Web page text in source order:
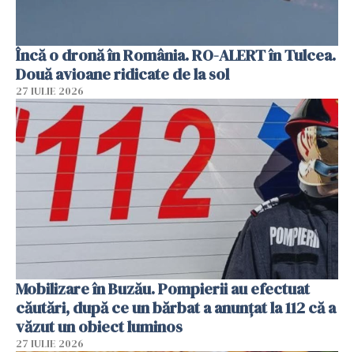
Încă o dronă în România. RO-ALERT în Tulcea.
Două avioane ridicate de la sol
27 IULIE 2026
Mobilizare în Buzău. Pompierii au efectuat
căutări, după ce un bărbat a anunțat la 112 că a
văzut un obiect luminos
27 IULIE 2026